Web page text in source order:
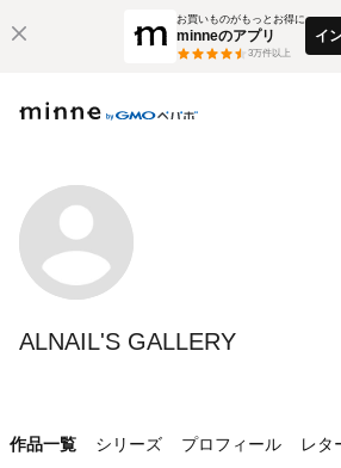
お買いものがもっとお得に
minneのアプリ
3万件以上
イ
ALNAIL'S GALLERY
作品一覧 シリーズ プロフィール レタ